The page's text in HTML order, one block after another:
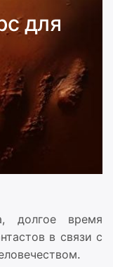
для
долгое время
в связи с